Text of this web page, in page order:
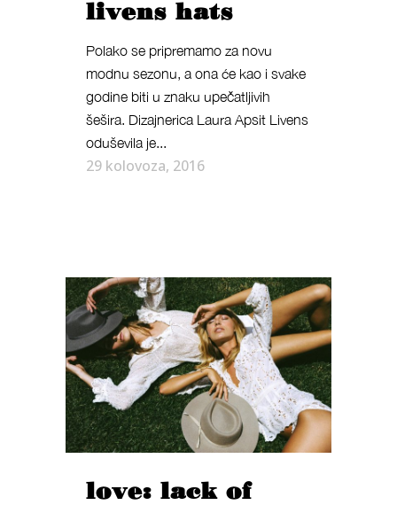
livens hats
Polako se pripremamo za novu
modnu sezonu, a ona će kao i svake
godine biti u znaku upečatljivih
šešira. Dizajnerica Laura Apsit Livens
oduševila je...
29 kolovoza, 2016
love: lack of